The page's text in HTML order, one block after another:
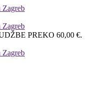
PREKO 60,00 €.